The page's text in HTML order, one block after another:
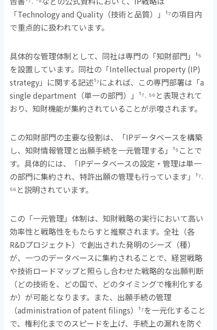
「Technology and Quality （技術と品質）」 ¹⁷の項目内
で重点的に扱われています。
具体的な管理体制として、同社は専門の「知財部門」 ¹⁵
を設置しています。同社の「Intellectual property (IP)
strategy」に関する記述¹⁷によれば、この専門部署は「a
single department （単一の部門）」 ¹⁷˒ ⁵⁶と表現されて
おり、知財機能が集約されていることが示唆されます。
この知財部門の主要な役割は、「IPデータベースを構築
し、知財情報管理と出願手続を一元管理する」 ¹⁵ことで
す。具体的には、「IPデータベースの設定・管理は単一
の部門に集約され、特許出願の管理も行っています」 ¹⁷˒
⁵⁶と説明されています。
この「一元管理」体制は、知財戦略の実行において高い
効率性と戦略性をもたらすと推察されます。全社（各
R&Dプロジェクト）で創出された発明のシーズ（種）
が、一つのデータベースに集約されることで、経営戦略
や技術ロードマップと照らし合わせた戦略的な出願判断
（どの技術を、どの国で、どのタイミングで権利化する
か）が可能となります。また、出願手続の管理
（administration of patent filings） ¹⁷を一元化すること
で、権利化までのスピードを上げ、手続上の漏れを防ぐ